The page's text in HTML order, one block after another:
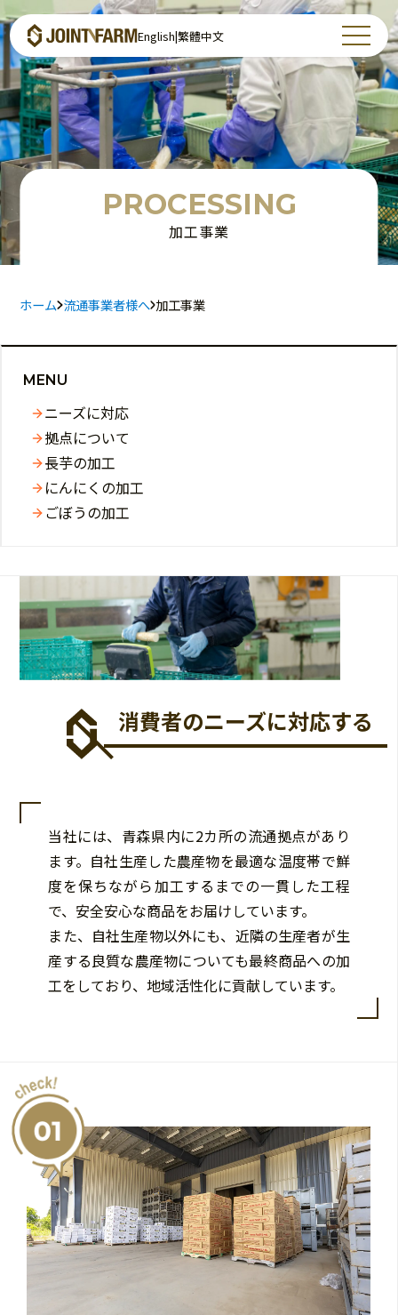
English|繁體中文
PROCESSING
加工事業
ホーム 流通事業者様へ 加工事業
MENU
ニーズに対応
拠点について
長芋の加工
にんにくの加工
ごぼうの加工
消費者のニーズに対応する
当社には、青森県内に2カ所の流通拠点があり
ます。自社生産した農産物を最適な温度帯で鮮
度を保ちながら加工するまでの一貫した工程
で、安全安心な商品をお届けしています。
また、自社生産物以外にも、近隣の生産者が生
産する良質な農産物についても最終商品への加
工をしており、地域活性化に貢献しています。